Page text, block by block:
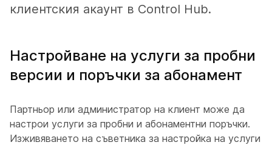
клиентския акаунт в Control Hub.
Настройване на услуги за пробни
версии и поръчки за абонамент
Партньор или администратор на клиент може да
настрои услуги за пробни и абонаментни поръчки.
Изживяването на съветника за настройка на услуги